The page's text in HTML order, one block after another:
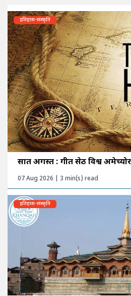
इतिहास-संस्कृति
सात अगस्त : गीत सेठी विश्व
07 Aug 2026 | 3 min(s) read
इतिहास-संस्कृति